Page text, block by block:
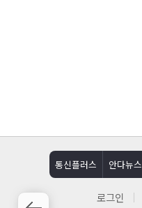
통신플러스 안다뉴스
로그인